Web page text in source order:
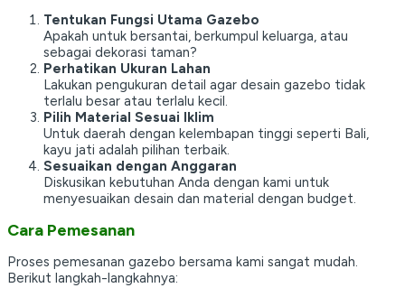
Tentukan Fungsi Utama Gazebo
Apakah untuk bersantai, berkumpul keluarga, atau
sebagai dekorasi taman?
Perhatikan Ukuran Lahan
Lakukan pengukuran detail agar desain gazebo tidak
terlalu besar atau terlalu kecil.
Pilih Material Sesuai Iklim
Untuk daerah dengan kelembapan tinggi seperti Bali,
kayu jati adalah pilihan terbaik.
Sesuaikan dengan Anggaran
Diskusikan kebutuhan Anda dengan kami untuk
menyesuaikan desain dan material dengan budget.
Cara Pemesanan
Proses pemesanan gazebo bersama kami sangat mudah.
Berikut langkah-langkahnya: